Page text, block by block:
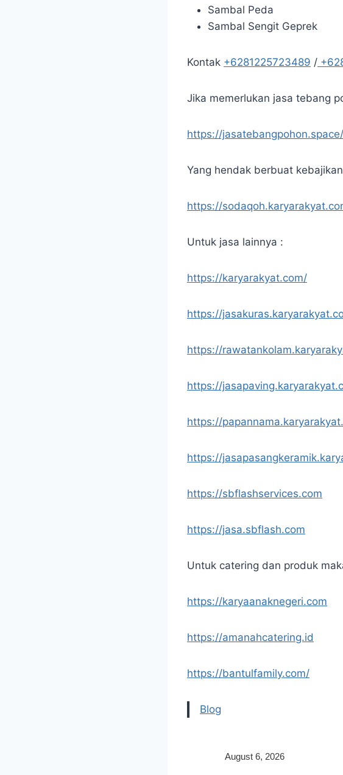
Sambal Peda
Sambal Sengit Geprek
Kontak +6281225723489 /
Jika memerlukan jasa tebang
https://jasatebangpohon.space/
Yang hendak berbuat
https://
Untuk jasa lainnya :
https://karyarakyat.com/
https://
https://
https://
https://
https://
https://sbflashservices.com
https://jasa.sbflash.com
Untuk catering dan produk
https://karyaanaknegeri.com
https://amanahcatering.id
https://bantulfamily.com/
Blog